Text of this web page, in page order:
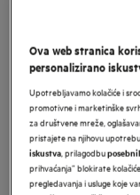
AEG 6000
Informacijski list
Ova web stranica
personalizirano
Upotrebljavamo kolačiće i
promotivne i marketinške
za društvene mreže,
pristajete na njihovu
iskustva, prilagodbu
prihvaćanja” blokirate
pregledavanja i usluge koje